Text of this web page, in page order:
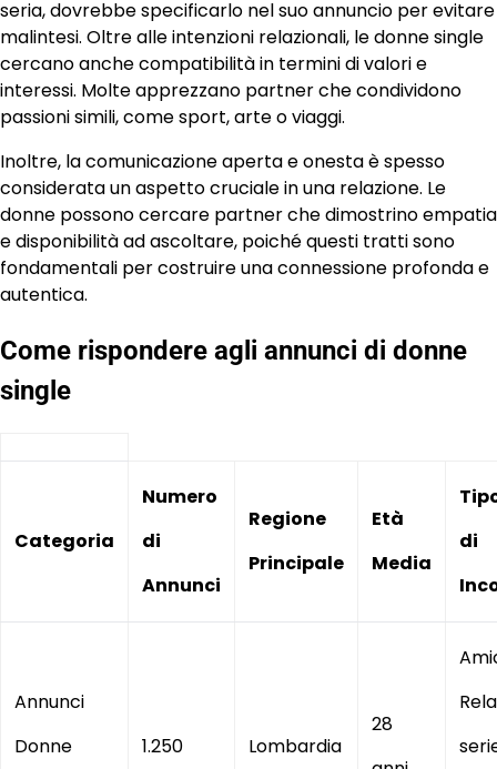
seria, dovrebbe specificarlo nel suo annuncio per evitare
malintesi. Oltre alle intenzioni relazionali, le donne single
cercano anche compatibilità in termini di valori e
interessi. Molte apprezzano partner che condividono
passioni simili, come sport, arte o viaggi.
Inoltre, la comunicazione aperta e onesta è spesso
considerata un aspetto cruciale in una relazione. Le
donne possono cercare partner che dimostrino empatia
e disponibilità ad ascoltare, poiché questi tratti sono
fondamentali per costruire una connessione profonda e
autentica.
Come rispondere agli annunci di donne
single
Categoria
Numero
di
Annunci
Regione
Principale
Età
Media
di
Annunci
Donne
1.250 Lombardia
28